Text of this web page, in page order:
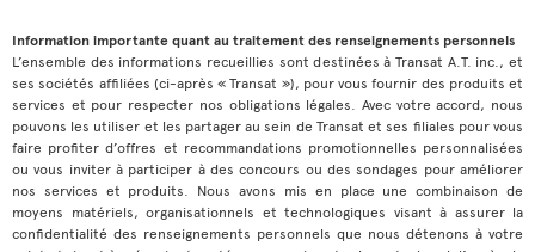
Information importante quant au traitement des renseignements personnels
L’ensemble des informations recueillies sont destinées à Transat A.T. inc., et
ses sociétés affiliées (ci-après « Transat »), pour vous fournir des produits et
services et pour respecter nos obligations légales. Avec votre accord, nous
pouvons les utiliser et les partager au sein de Transat et ses filiales pour vous
faire profiter d’offres et recommandations promotionnelles personnalisées
ou vous inviter à participer à des concours ou des sondages pour améliorer
nos services et produits. Nous avons mis en place une combinaison de
moyens matériels, organisationnels et technologiques visant à assurer la
confidentialité des renseignements personnels que nous détenons à votre